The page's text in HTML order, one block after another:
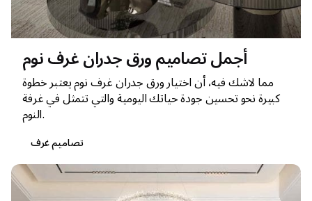
أجمل تصاميم ورق جدران غرف نوم
مما لاشك فيه، أن اختيار ورق جدران غرف نوم يعتبر خطوة
كبيرة نحو تحسين جودة حياتك اليومية والتي تتمثل في غرفة
النوم.
تصاميم غرف